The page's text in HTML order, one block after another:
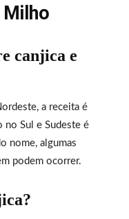
Milho
canjica e
a receita é
no Sul e Sudeste é
nome, algumas
podem ocorrer.